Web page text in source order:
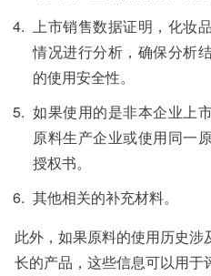
上市销售数据证明，化妆
情况进行分析，确保分析
的使用安全性。
如果使用的是非本企业上
原料生产企业或使用同一
授权书。
其他相关的补充材料。
此外，如果原料的使用历史
长的产品，这些信息可以用